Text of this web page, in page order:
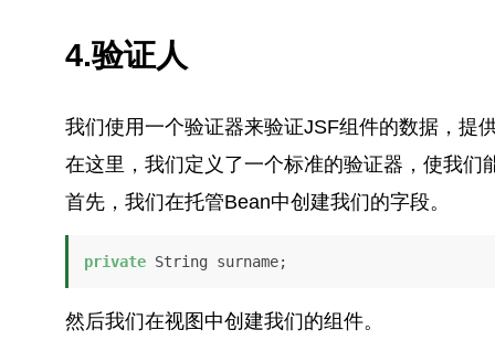
4.验证人
我们使用一个验证器来验证JSF组件的数据，提
在这里，我们定义了一个标准的验证器，使我
首先，我们在托管Bean中创建我们的字段。
private String surname;
然后我们在视图中创建我们的组件。